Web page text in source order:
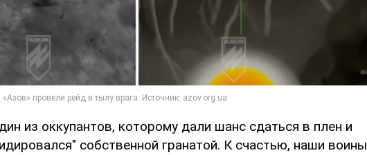
из оккупантов, которому дали шанс сдаться в плен и
собственной гранатой. К счастью, наши воины